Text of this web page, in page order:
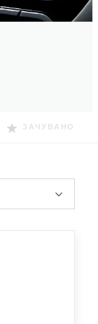
ЗАЧУВАНО